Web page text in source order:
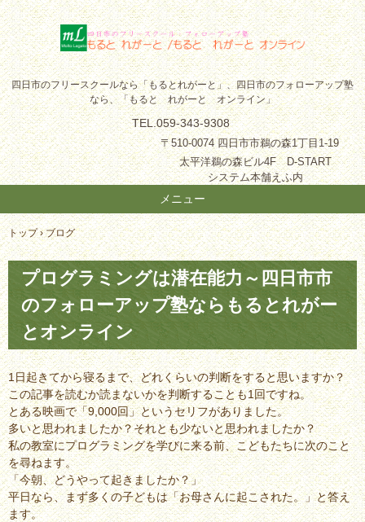
四日市のフリースクールなら「もるとれがーと」、四日市のフォローアップ塾
なら、「もると れがーと オンライン」
TEL.059-343-9308
〒510-0074 四日市市鵜の森1丁目1-19
太平洋鵜の森ビル4F D-START
システム本舗えふ内
メニュー
コ
ン
テ
ン
ツ
へ
ス
キ
ッ
プ
トップ › ブログ
プログラミングは潜在能力～四日市市
のフォローアップ塾ならもるとれがー
とオンライン
1日起きてから寝るまで、どれくらいの判断をすると思いますか？
この記事を読むか読まないかを判断することも1回ですね。
とある映画で「9,000回」というセリフがありました。
多いと思われましたか？それとも少ないと思われましたか？
私の教室にプログラミングを学びに来る前、こどもたちに次のこと
を尋ねます。
「今朝、どうやって起きましたか？」
平日なら、まず多くの子どもは「お母さんに起こされた。」と答え
ます。